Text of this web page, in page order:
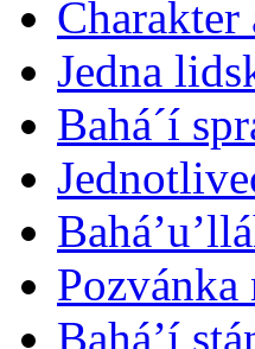
Jedna
Bahá´í
Pozvánka
Bahá’í